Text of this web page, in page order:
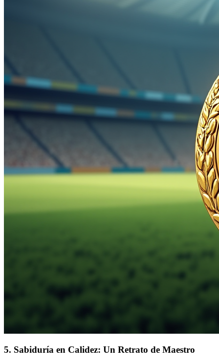
5. Sabiduría en Calidez: Un Retrato de Maestro